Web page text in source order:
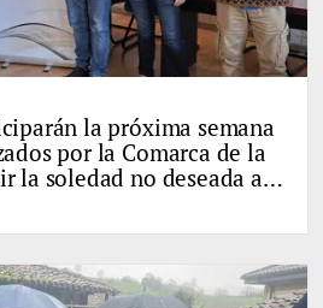
la próxima semana
por la Comarca de la
la soledad no deseada a